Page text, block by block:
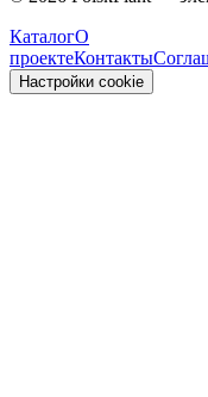
КаталогО
проектеКонтакты
Настройки cookie